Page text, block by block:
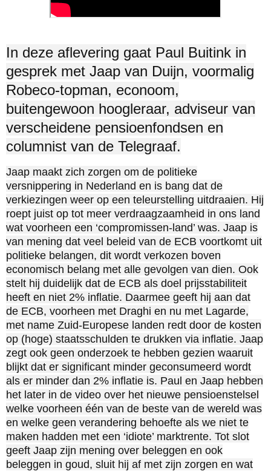
In deze aflevering gaat Paul Buitink in
gesprek met Jaap van Duijn, voormalig
Robeco-topman, econoom,
buitengewoon hoogleraar, adviseur van
verscheidene pensioenfondsen en
columnist van de Telegraaf.
Jaap maakt zich zorgen om de politieke
versnippering in Nederland en is bang dat de
verkiezingen weer op een teleurstelling uitdraaien. Hij
roept juist op tot meer verdraagzaamheid in ons land
wat voorheen een ‘compromissen-land’ was. Jaap is
van mening dat veel beleid van de ECB voortkomt uit
politieke belangen, dit wordt verkozen boven
economisch belang met alle gevolgen van dien. Ook
stelt hij duidelijk dat de ECB als doel prijsstabiliteit
heeft en niet 2% inflatie. Daarmee geeft hij aan dat
de ECB, voorheen met Draghi en nu met Lagarde,
met name Zuid-Europese landen redt door de kosten
op (hoge) staatsschulden te drukken via inflatie. Jaap
zegt ook geen onderzoek te hebben gezien waaruit
blijkt dat er significant minder geconsumeerd wordt
als er minder dan 2% inflatie is. Paul en Jaap hebben
het later in de video over het nieuwe pensioenstelsel
welke voorheen één van de beste van de wereld was
en welke geen verandering behoefte als we niet te
maken hadden met een ‘idiote’ marktrente. Tot slot
geeft Jaap zijn mening over beleggen en ook
beleggen in goud, sluit hij af met zijn zorgen en wat